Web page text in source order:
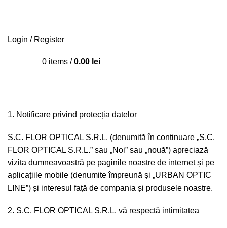
Login / Register
0 items / 0.00 lei
1. Notificare privind protecția datelor
S.C. FLOR OPTICAL S.R.L. (denumită în continuare „S.C.
FLOR OPTICAL S.R.L.” sau „Noi” sau „nouă”) apreciază
vizita dumneavoastră pe paginile noastre de internet și pe
aplicațiile mobile (denumite împreună și „URBAN OPTIC
LINE”) și interesul față de compania și produsele noastre.
2. S.C. FLOR OPTICAL S.R.L. vă respectă intimitatea